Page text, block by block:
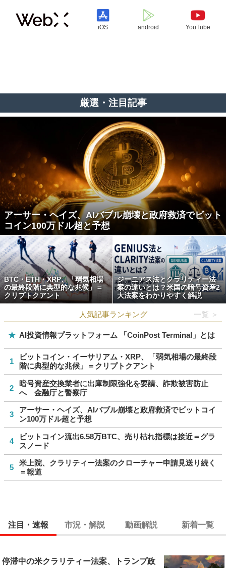
iOS android YouTube
厳選・注目記事
アーサー・ヘイズ、AIバブル崩壊と政府救済でビット
コイン100万ドル超と予想
BTC・ETH・XRP、「弱気相場
の最終段階に典型的な兆候」＝
クリプトクアント
ジーニアス法とクラリティー法
案の違いとは？米国の暗号資産2
大法案をわかりやすく解説
人気記事ランキング 一覧 ＞
★ AI投資情報プラットフォーム 「CoinPost Terminal」とは
1
ビットコイン・イーサリアム・XRP、「弱気相場の最終段
階に典型的な兆候」＝クリプトクアント
2
暗号資産交換業者に出庫制限強化を要請、詐欺被害防止
へ 金融庁と警察庁
3
アーサー・ヘイズ、AIバブル崩壊と政府救済でビットコイ
ン100万ドル超と予想
4
ビットコイン流出6.58万BTC、売り枯れ指標は接近＝グラ
スノード
5
米上院、クラリティー法案のクローチャー申請見送り続く
＝報道
注目・速報 市況・解説 動画解説 新着一覧
停滞中の米クラリティー法案、トランプ政